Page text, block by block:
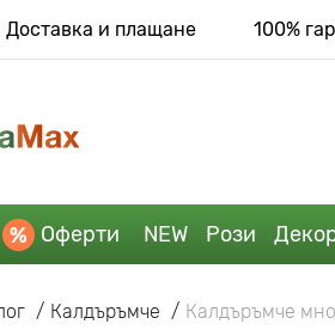
Доставка и плащане 100%
Оферти NEW Рози
Калдъръмче Калдъръмче